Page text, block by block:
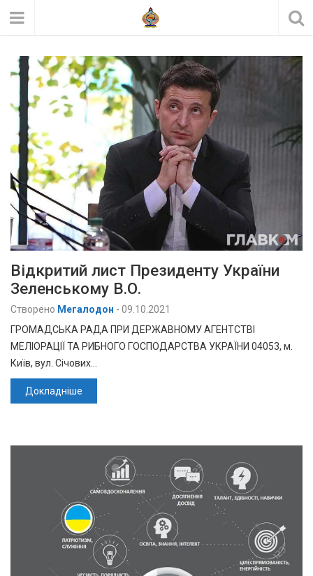
Відкритий лист Президенту України
Зеленському В.О.
Створено Мегалодон - 09.10.2021
ГРОМАДСЬКА РАДА ПРИ ДЕРЖАВНОМУ АГЕНТСТВІ
МЕЛІОРАЦІЇ ТА РИБНОГО ГОСПОДАРСТВА УКРАЇНИ 04053, м.
Київ, вул. Січових…
Докладніше